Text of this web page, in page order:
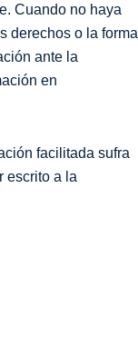
Cuando no haya
derechos o la forma
ante la
en
facilitada sufra
escrito a la